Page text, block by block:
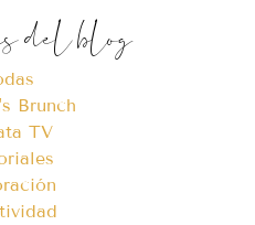
del blog
Brunch
TV